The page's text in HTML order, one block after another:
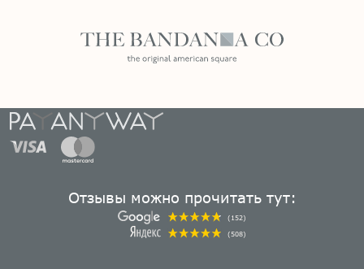
Отзывы можно прочитать тут:
(152)
(508)